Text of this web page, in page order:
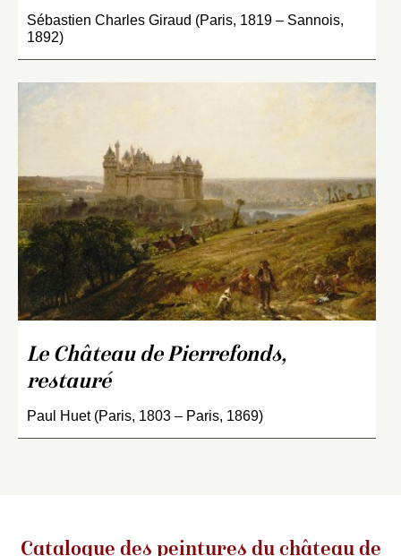
Sébastien Charles Giraud (Paris, 1819 – Sannois,
1892)
Le Château de Pierrefonds,
restauré
Paul Huet (Paris, 1803 – Paris, 1869)
Catalogue des peintures du château de